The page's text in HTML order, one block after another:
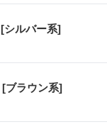
[シルバー系]
[ブラウン系]